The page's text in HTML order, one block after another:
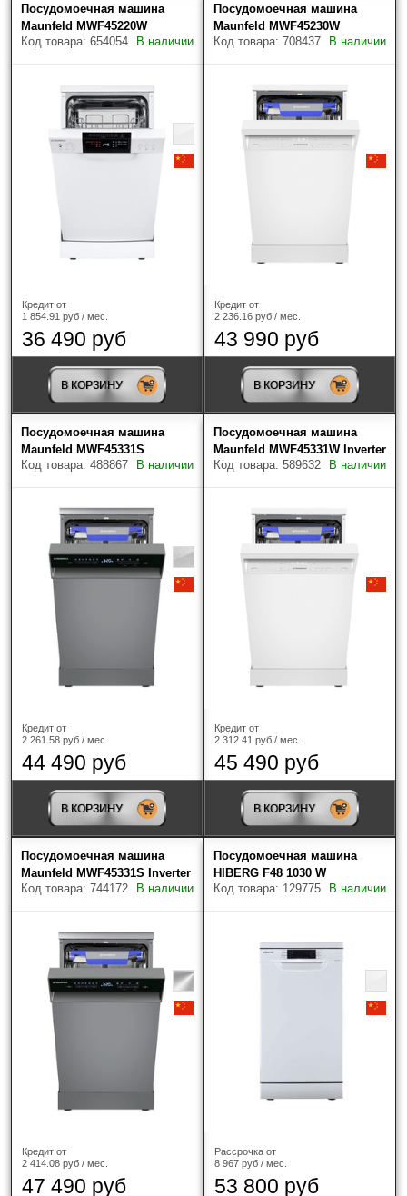
HIBERG(2)
Kuppersberg (2)
Maunfeld(7)
45 см(27)
55 см(9)
Инверторное управление мощностью
?
Вместимость (комплектов посуды)
Индикатор "Луч на полу"
Home Conect
Найдено товаров: 27
Посудомоечная машина
Maunfeld MWF45220W
Код товара: 654054
В наличии
Кредит от
1 854.91 руб / мес.
36 490 руб
В КОРЗИНУ
Посудомоечная машина
Maunfeld MWF45230W
Код товара: 708437
В наличии
Кредит от
2 236.16 руб / мес.
43 990 руб
В КОРЗИНУ
Посудомоечная машина
Maunfeld MWF45331S
Код товара: 488867
В наличии
Кредит от
2 261.58 руб / мес.
44 490 руб
В КОРЗИНУ
Посудомоечная машина
Maunfeld MWF45331W Inverter
Код товара: 589632
В наличии
Кредит от
2 312.41 руб / мес.
45 490 руб
В КОРЗИНУ
Посудомоечная машина
Maunfeld MWF45331S Inverter
Код товара: 744172
В наличии
Кредит от
2 414.08 руб / мес.
47 490 руб
Посудомоечная машина
HIBERG F48 1030 W
Код товара: 129775
В наличии
Рассрочка от
8 967 руб / мес.
53 800 руб